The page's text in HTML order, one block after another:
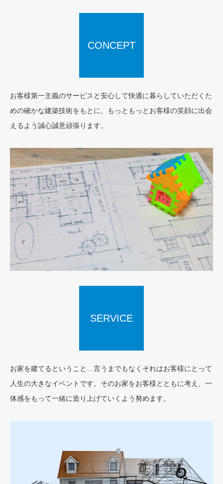
CONCEPT
お客様第一主義のサービスと安心して快適に暮らしていただくた
めの確かな建築技術をもとに、もっともっとお客様の笑顔に出会
えるよう誠心誠意頑張ります。
CONCEPT
SERVICE
お家を建てるということ…言うまでもなくそれはお客様にとって
人生の大きなイベントです。そのお家をお客様とともに考え、一
体感をもって一緒に造り上げていくよう努めます。